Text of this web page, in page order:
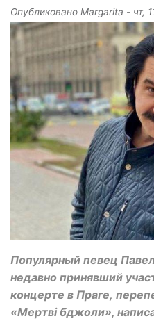
Опубликовано Margarita - чт,
Популярный певец
недавно принявший
концерте в Праге,
«Мертві бджоли»,